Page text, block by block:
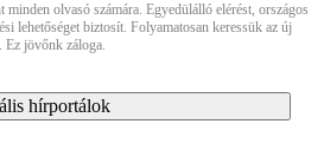
olvasó számára. Egyedülálló elérést, országos
lehetőséget biztosít. Folyamatosan keressük az új
Ez jövőnk záloga.
hírportálok